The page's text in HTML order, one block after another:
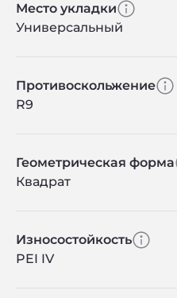
Место укладки
Универсальный
Противоскольжение
R9
Геометрическая форма
Квадрат
Износостойкость
PEI IV